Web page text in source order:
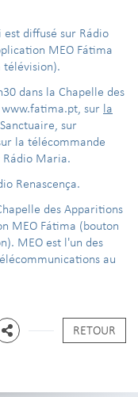
diffusé sur Rádio
MEO Fátima
dans la Chapelle des
sur la
sur
la télécommande
Rádio Maria.
Renascença.
des Apparitions
MEO Fátima (bouton
MEO est l'un des
au
Share
RETOUR